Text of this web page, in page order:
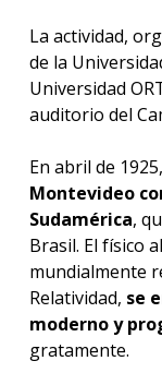
La actividad,
de la
Universidad
auditorio del
En abril de 1925,
Montevideo
Sudamérica,
Brasil. El físico
mundialmente
Relatividad, se
moderno y
gratamente.